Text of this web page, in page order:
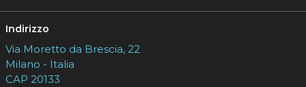
Indirizzo
Via Moretto da Brescia, 22
Milano - Italia
CAP 20133